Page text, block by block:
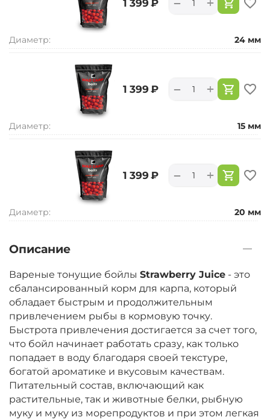
‍1 399‍ ₽ −
Диаметр: 24 мм
‍1 399‍ ₽ +
−
Диаметр: 15 мм
‍1 399‍ ₽ +
−
Диаметр: 20 мм
Описание
Вареные тонущие бойлы Strawberry Juice - это
сбалансированный корм для карпа, который
обладает быстрым и продолжительным
привлечением рыбы в кормовую точку.
Быстрота привлечения достигается за счет того,
что бойл начинает работать сразу, как только
попадает в воду благодаря своей текстуре,
богатой ароматике и вкусовым качествам.
Питательный состав, включающий как
растительные, так и животные белки, рыбную
муку и муку из морепродуктов и при этом легкая